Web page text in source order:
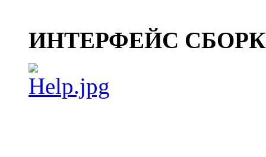
ИНТЕРФЕЙС СБОРКИ